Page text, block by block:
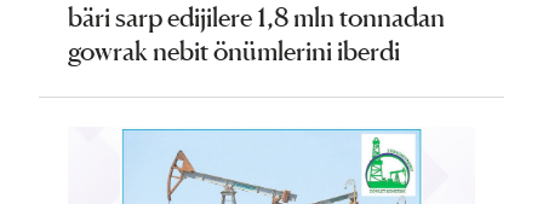
bäri sarp edijilere 1,8 mln tonnadan
gowrak nebit önümlerini iberdi